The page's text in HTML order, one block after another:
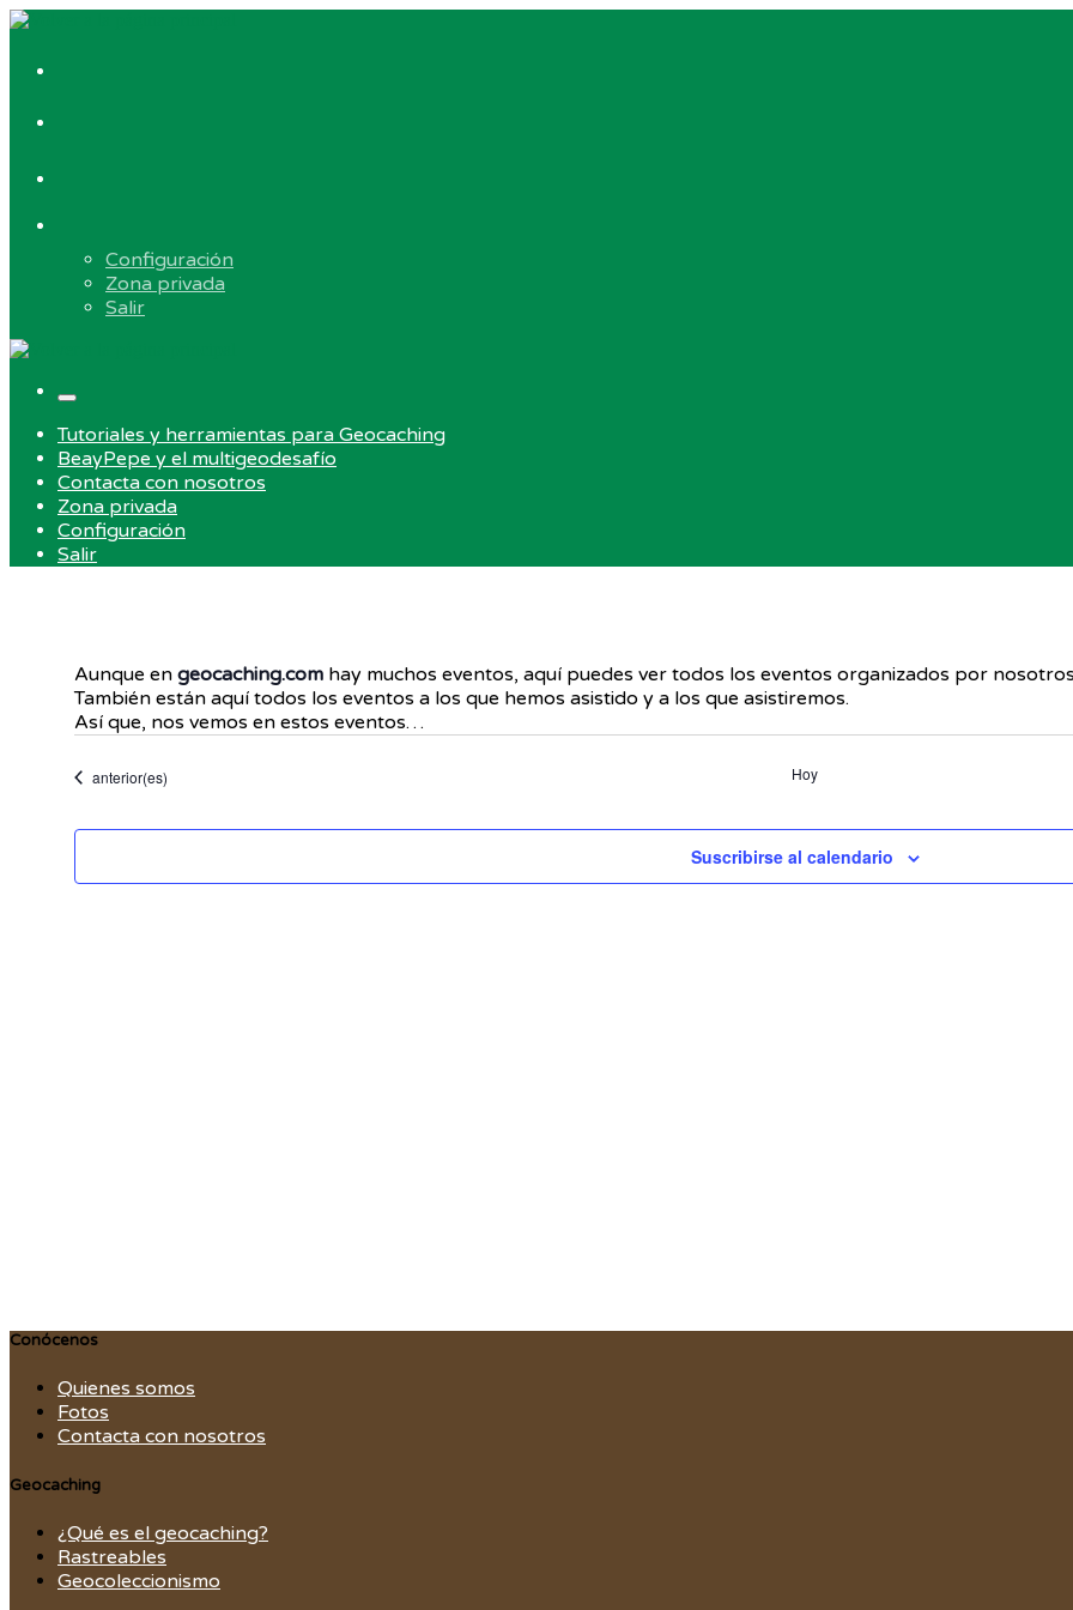
Skip
content
Geocaching
menúConfiguración
Zona privada
Salir
Menu
Tutoriales y herramientas para Geocaching
BeayPepe y el multigeodesafío
Contacta con nosotros
Zona privada
Configuración
Salir
Aunque en geocaching.comhay muchos eventos, aquí puedes ver todos los eventos organizados por
También están aquí todos los eventos a los que hemos asistido y a los que asistiremos.
Así que, nos vemos en estos eventos…
Eventos
anterior(es) Hoy
Suscribirse al calendario
Conócenos
Quienes somos
Fotos
Contacta con nosotros
Geocaching
¿Qué es el geocaching?
Rastreables
Geocoleccionismo